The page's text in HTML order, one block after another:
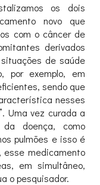
os dois
novo que
com o câncer de
derivados
de saúde
por exemplo, em
sendo que
nesses
Uma vez curada a
da doença, como
pulmões e isso é
medicamento
em simultâneo,
o pesquisador.